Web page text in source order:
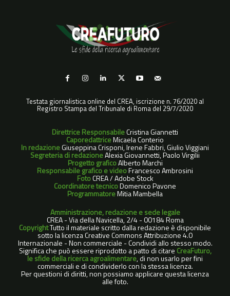
Testata giornalistica online del CREA, iscrizione n. 76/2020 al
Registro Stampa del Tribunale di Roma del 29/7/2020
Direttrice ResponsabileCristina Giannetti
CaporedattriceMicaela Conterio
In redazioneGiuseppina Crisponi, Irene Fabbri, Giulio Viggiani
Segreteria di redazioneAlexia Giovannetti, Paolo Virgilii
Progetto graficoAlberto Marchi
Responsabile grafico e videoFrancesco Ambrosini
FotoCREA / Adobe Stock
Coordinatore tecnicoDomenico Pavone
ProgrammatoreMitia Mambella
Amministrazione, redazione e sede legale
CREA - Via della Navicella, 2/4 - 00184 Roma
CopyrightTutto il materiale scritto dalla redazione è disponibile
sotto la licenza Creative Commons Attribuzione 4.0
Internazionale - Non commerciale - Condividi allo stesso modo.
Significa che può essere riprodotto a patto di citare CreaFuturo,
le sfide della ricerca agroalimentare, di non usarlo per fini
commerciali e di condividerlo con la stessa licenza.
Per questioni di diritti, non possiamo applicare questa licenza
alle foto.